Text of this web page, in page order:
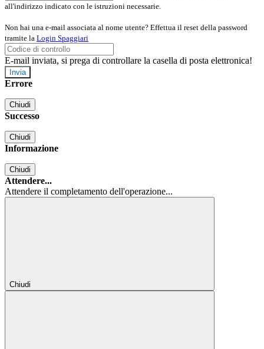
all'indirizzo indicato con le istruzioni necessarie.
Non hai una e-mail associata al nome utente? Effettua il reset della password
tramite la Login Spaggiari
E-mail inviata, si prega di controllare la casella di posta elettronica!
Errore
Chiudi
Successo
Chiudi
Informazione
Chiudi
Attendere...
Attendere il completamento dell'operazione...
Chiudi